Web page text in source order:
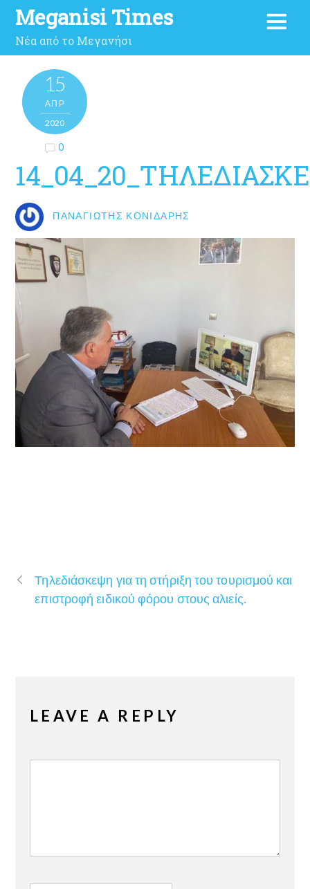
Meganisi Times
Νέα από το Μεγανήσι
15
ΑΠΡ
2020
0
ΠΑΝΑΓΙΏΤΗΣ ΚΟΝΙΔΆΡΗΣ
Τηλεδιάσκεψη για τη στήριξη του τουρισμού και
επιστροφή ειδικού φόρου στους αλιείς.
LEAVE A REPLY